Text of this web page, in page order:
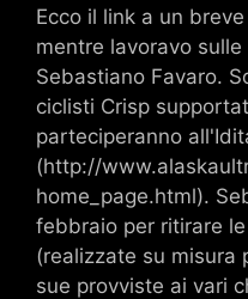
Ecco il link a un
mentre lavoravo
Sebastiano Favaro.
ciclisti Crisp
parteciperanno
(http://
home_page.html).
febbraio per ritirare
(realizzate su misura
sue provviste ai vari